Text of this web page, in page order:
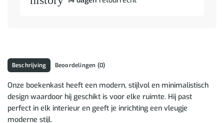
Beschrijving Beoordelingen (0)
Onze boekenkast heeft een modern, stijlvol en minimalistisch
design waardoor hij geschikt is voor elke ruimte. Hij past
perfect in elk interieur en geeft je inrichting een vleugje
moderne stijl.